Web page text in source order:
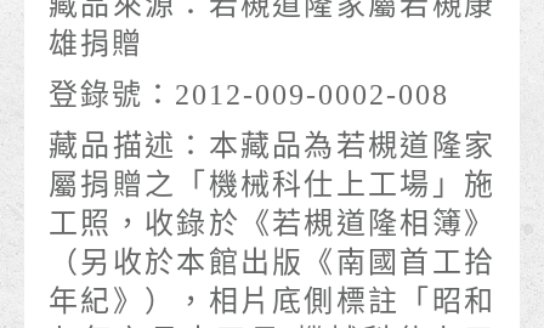
雄捐贈
登錄號： 2012-009-0002-008
藏品描述： 本藏品為若槻道隆家
屬捐贈之「機械科仕上工場」施
工照，收錄於《若槻道隆相簿》
（另收於本館出版《南國首工拾
年紀》），相片底側標註「昭和